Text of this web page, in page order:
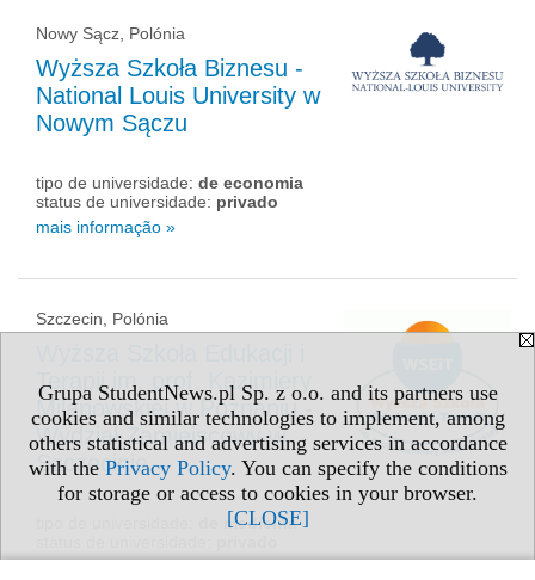
Grupa StudentNews.pl Sp. z o.o. and its partners use
cookies and similar technologies to implement, among
others statistical and advertising services in accordance
with the Privacy Policy. You can specify the conditions
for storage or access to cookies in your browser.
[CLOSE]
Nowy Sącz, Polónia
Wyższa Szkoła Biznesu -
National Louis University w
Nowym Sączu
tipo de universidade: de economia
status de universidade: privado
mais informação »
Szczecin, Polónia
Terapii im. prof. Kazimiery
Milanowskiej w Poznaniu -
Wydział Zamiejscowy w
Szczecinie
de medicina